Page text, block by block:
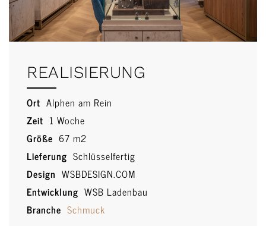
REALISIERUNG
Ort Alphen am Rein
Zeit 1 Woche
Größe 67 m2
Lieferung Schlüsselfertig
Design WSBDESIGN.COM
Entwicklung WSB Ladenbau
Branche Schmuck